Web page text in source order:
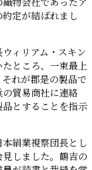
定が結ばれまし
ィリアム・スキン
ところ、一束最上
れが郡是の製品で
貿易商社に連絡
とすることを指示
絹業視察団長とし
しました。鶴吉の